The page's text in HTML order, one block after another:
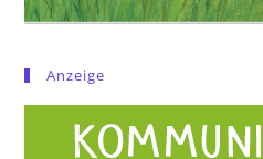
Anzeige